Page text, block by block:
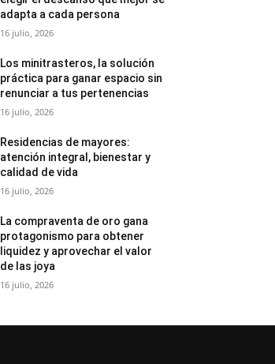
adapta a cada persona
16 julio, 2026
Los minitrasteros, la solución
práctica para ganar espacio sin
renunciar a tus pertenencias
16 julio, 2026
Residencias de mayores:
atención integral, bienestar y
calidad de vida
16 julio, 2026
La compraventa de oro gana
protagonismo para obtener
liquidez y aprovechar el valor
de las joya
16 julio, 2026